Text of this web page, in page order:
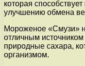
которая
улучшению обмена
Мороженое «Смузи»
отличным источником
природные сахара,
организмом.